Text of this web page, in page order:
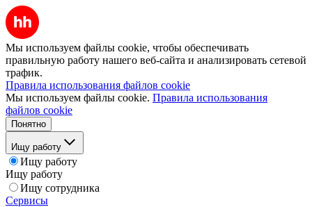
Мы используем файлы cookie, чтобы обеспечивать
правильную работу нашего веб-сайта и анализировать сетевой
трафик.
Правила использования файлов cookie
Мы используем файлы cookie. Правила использования
файлов cookie
Понятно
Ищу работу
Ищу работу
Ищу работу
Ищу сотрудника
Сервисы